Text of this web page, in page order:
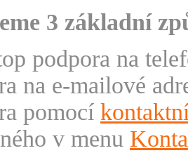
3 základní
podpora na
na e-mailové
pomocí
v menu